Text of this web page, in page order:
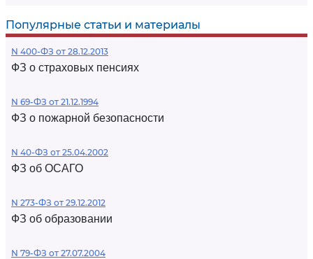
Популярные статьи и материалы
N 400-ФЗ от 28.12.2013
ФЗ о страховых пенсиях
N 69-ФЗ от 21.12.1994
ФЗ о пожарной безопасности
N 40-ФЗ от 25.04.2002
ФЗ об ОСАГО
N 273-ФЗ от 29.12.2012
ФЗ об образовании
N 79-ФЗ от 27.07.2004